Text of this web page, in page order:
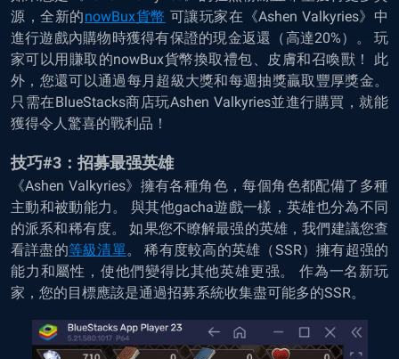
源，全新的nowBux貨幣 可讓玩家在《Ashen Valkyries》中
進行遊戲內購物時獲得有保證的現金返還（高達20%）。 玩
家可以用賺取的nowBux貨幣換取禮包、皮膚和召喚獸！ 此
外，您還可以通過每月超級大獎和每週抽獎贏取豐厚獎金。
只需在BlueStacks商店玩Ashen Valkyries並進行購買，就能
獲得令人驚喜的戰利品！
技巧#3：招募最强英雄
《Ashen Valkyries》擁有各種角色，每個角色都配備了多種
主動和被動能力。 與其他gacha遊戲一樣，英雄也分為不同
的派系和稀有度。 如果您不瞭解最强的英雄，我們建議您查
看詳盡的等級清單。 稀有度較高的英雄（SSR）擁有超强的
能力和屬性，使他們變得比其他英雄更强。 作為一名新玩
家，您的目標應該是通過招募系統收集盡可能多的SSR。